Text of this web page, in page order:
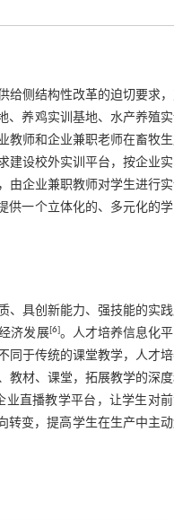
给侧结构性改革的迫切要求
、养鸡实训基地、水产养殖
师和企业兼职老师在畜牧生
建设校外实训平台，按企业
由企业兼职教师对学生进行
供一个立体化的、多元化的
、具创新能力、强技能的实
济发展[6]。人才培养信息化
同于传统的课堂教学，人才
材、课堂，拓展教学的深度
直播教学平台，让学生对
转变，提高学生在生产中主